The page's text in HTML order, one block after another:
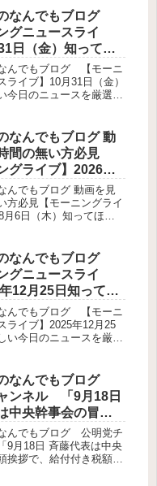
】をテキスト要約
生配信 / 中道動画 】をテ
頭トーク・近況SNSと政
（国会での主要テーマ）
情報・ディープフェイク
トフォーマー
Xなど）の責任③ネット
規制」選挙活動とSNSの
合政治活動と選挙活動の
ついてチャンネル運営
なんでもブログ
グニュースライ
日（金）知ってほ
ニュースを厳選！
生解説する新聞情
スチェック【 10分
要約
んでもブログ 【モーニ
ライブ】10月31日（金）
今日のニュースを厳選！
信 】をテキスト要約冒
対談出演と反響国際ニュ
脳会談の成果国内経済：
の現状民間輸入と価格動
・消費の見通し流通と農
会政策：ソーシャルファ
域の取り組み：大阪の団
知と今後の予定
なんでもブログ 動
間の無い方必見
グライブ】2026年8
知ってほしい今日
を厳選！いさ進一
る新聞情報【 15分
をテキスト要約
んでもブログ 動画を見
方必見【モーニングライ
月6日（木）知ってほし
生配信 / 中道動画 】をテ
島原爆の日に寄せてTV
で言って委員会」出演予
議論3党合流に向けた内部
中道リベラルの動き被爆
（公明新聞より）配信ス
お知らせ
なんでもブログ
グニュースライ
12月25日知ってほ
ニュースを厳選！
生解説する新聞情
ースチェック【 10分
要約
んでもブログ 【モーニ
ライブ】2025年12月25
い今日のニュースを厳
生配信 】をテキスト要
（雑談・配信状況）補正
対策の中身■ 子育て応援
円）■ 電気・ガス料金の
付金（重点支援交付金）
年末の大きな制度改定高
の見直し（負担増）介護
担」への引き上げ案 → 今
なんでもブログ
ンネル 「9月18日
中央幹事会の冒頭
付付き税額控除に
しました。」をテ
約。
んでもブログ 公明党チ
9月18日 斉藤代表は中央
挨拶で、給付付き税額控